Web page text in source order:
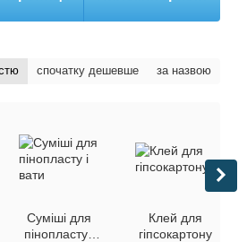
спочатку дешевше за назвою
Суміші для
пінопласту і
Клей для
гіпсокартону